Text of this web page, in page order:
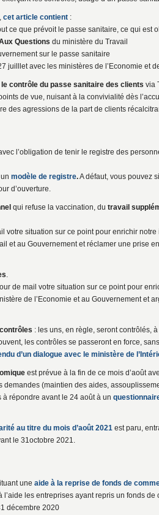
cet article contient :
ce que prévoit le passe sanitaire, ce qui est
Questions du ministère du Travail
sur le passe sanitaire
juilllet avec les ministères de l’Economie et
le contrôle du passe sanitaire des clients via
de vue, nuisant à la convivialité dès
des agressions de la part de clients
l’obligation de tenir le registre des
modèle de registre.A défaut, vous pouvez
d’ouverture.
qui refuse la vaccination, du travail
votre situation sur ce point pour enrichir
et au Gouvernement et réclamer une prise
.
de mail votre situation sur ce point pour
de l’Economie et au Gouvernement et
: les uns, en règle, seront contrôlés,
les contrôles se passeront en force,
d’un dialogue avec le ministère de
est prévue à la fin de ce mois d’août
demandes (maintien des aides,
répondre avant le 24 août à un
au titre du mois d’août 2021 est paru,
le 31octobre 2021.
une aide à la reprise de fonds de
les entreprises ayant repris un fonds
décembre 2020